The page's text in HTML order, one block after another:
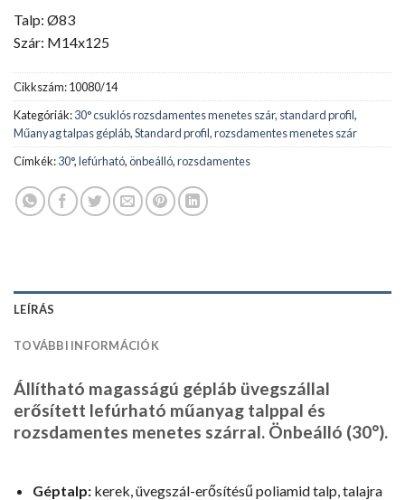
Talp: Ø83
Szár: M14x125
Cikkszám:10080/14
Kategóriák:30° csuklós rozsdamentes menetes szár, standard profil,
Műanyag talpas gépláb,Standard profil, rozsdamentes menetes szár
Címkék:30°,lefúrható,önbeálló,rozsdamentes
LEÍRÁS
TOVÁBBI INFORMÁCIÓK
Állítható magasságú gépláb üvegszállal
erősített lefúrható műanyag talppal és
rozsdamentes menetes szárral. Önbeálló (30°).
Géptalp:kerek, üvegszál-erősítésű poliamid talp, talajra